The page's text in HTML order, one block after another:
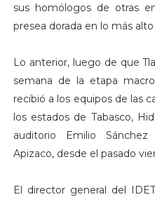
sus homólogos de otras
presea dorada en lo más
Lo anterior, luego de que
semana de la etapa
recibió a los equipos de las
los estados de Tabasco,
auditorio Emilio
Apizaco, desde el pasado
El director general del